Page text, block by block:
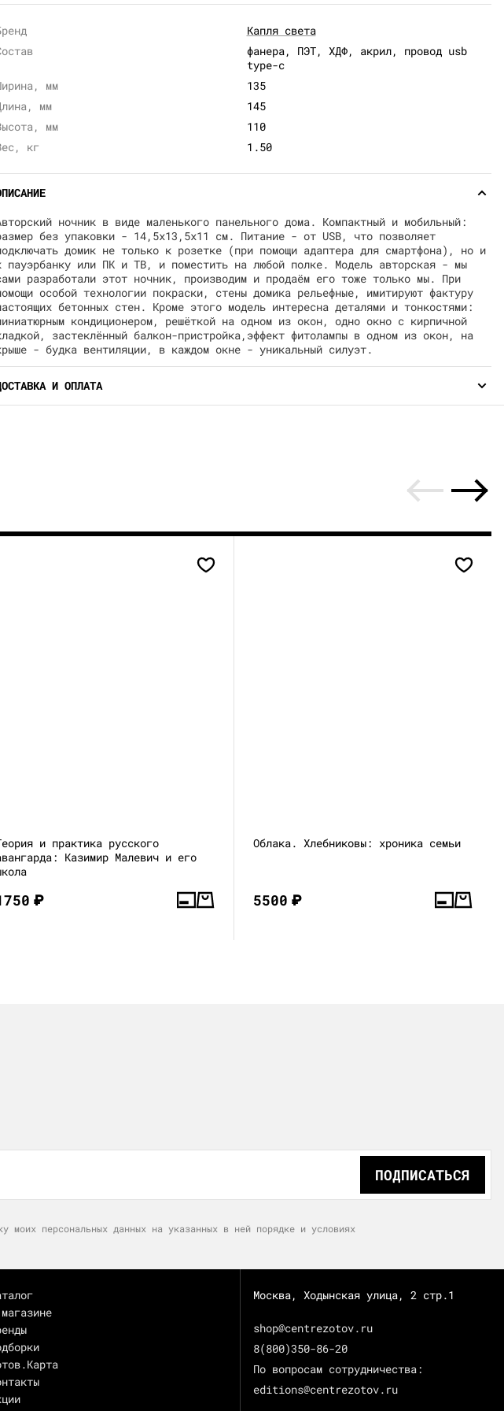
Капля света
фанера, ПЭТ, ХДФ, акрил, провод usb
type-c
мм
135
мм
145
мм
110
кг
1.50
ночник в виде маленького панельного дома. Компактный и мобильный:
без упаковки - 14,5х13,5х11 см. Питание - от USB, что позволяет
домик не только к розетке (при помощи адаптера для смартфона), но и
пауэрбанку или ПК и ТВ, и поместить на любой полке. Модель авторская - мы
разработали этот ночник, производим и продаём его тоже только мы. При
особой технологии покраски, стены домика рельефные, имитируют фактуру
бетонных стен. Кроме этого модель интересна деталями и тонкостями:
кондиционером, решёткой на одном из окон, одно окно с кирпичной
застеклённый балкон-пристройка,эффект фитолампы в одном из окон, на
- будка вентиляции, в каждом окне - уникальный силуэт.
И ОПЛАТА
и практика русского
Казимир Малевич и его
₽
Облака. Хлебниковы: хроника семьи
5500₽
ПОДПИСАТЬСЯ
моих персональных данных на указанных в ней порядке и условиях
Москва, Ходынская улица, 2 стр.1
shop@centrezotov.ru
8(800)350-86-20
По вопросам сотрудничества:
editions@centrezotov.ru